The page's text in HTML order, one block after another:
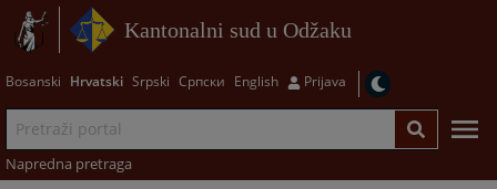
Kantonalni sud u Odžaku
Bosanski Hrvatski Srpski Српски English Prijava
Napredna pretraga